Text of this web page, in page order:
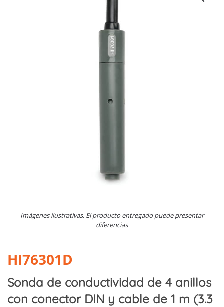
Imágenes ilustrativas. El producto entregado puede presentar
diferencias
HI76301D
Sonda de conductividad de 4 anillos
con conector DIN y cable de 1 m (3.3